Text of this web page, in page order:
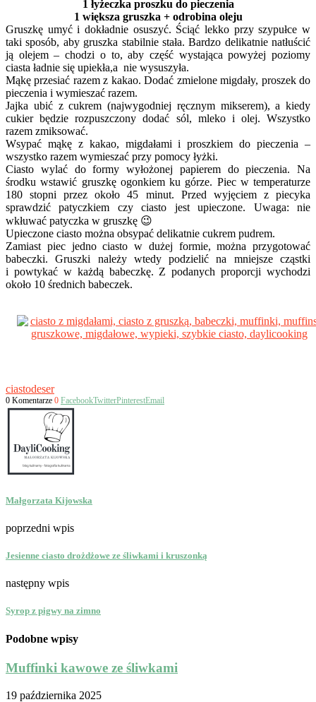
1 łyżeczka proszku do pieczenia
1 większa gruszka + odrobina oleju
Gruszkę umyć i dokładnie osuszyć. Ściąć lekko przy szypułce w
taki sposób, aby gruszka stabilnie stała. Bardzo delikatnie natłuścić
ją olejem – chodzi o to, aby część wystająca powyżej poziomy
ciasta ładnie się upiekła,a nie wysuszyła.
Mąkę przesiać razem z kakao. Dodać zmielone migdały, proszek do
pieczenia i wymieszać razem.
Jajka ubić z cukrem (najwygodniej ręcznym mikserem), a kiedy
cukier będzie rozpuszczony dodać sól, mleko i olej. Wszystko
razem zmiksować.
Wsypać mąkę z kakao, migdałami i proszkiem do pieczenia –
wszystko razem wymieszać przy pomocy łyżki.
Ciasto wylać do formy wyłożonej papierem do pieczenia. Na
środku wstawić gruszkę ogonkiem ku górze. Piec w temperaturze
180 stopni przez około 45 minut. Przed wyjęciem z piecyka
sprawdzić patyczkiem czy ciasto jest upieczone. Uwaga: nie
wkłuwać patyczka w gruszkę 😉
Upieczone ciasto można obsypać delikatnie cukrem pudrem.
Zamiast piec jedno ciasto w dużej formie, można przygotować
babeczki. Gruszki należy wtedy podzielić na mniejsze cząstki
i powtykać w każdą babeczkę. Z podanych proporcji wychodzi
około 10 średnich babeczek.
ciastodeser
0 Komentarze 0 FacebookTwitterPinterestEmail
Małgorzata Kijowska
poprzedni wpis
Jesienne ciasto drożdżowe ze śliwkami i kruszonką
następny wpis
Syrop z pigwy na zimno
Podobne wpisy
Muffinki kawowe ze śliwkami
19 października 2025